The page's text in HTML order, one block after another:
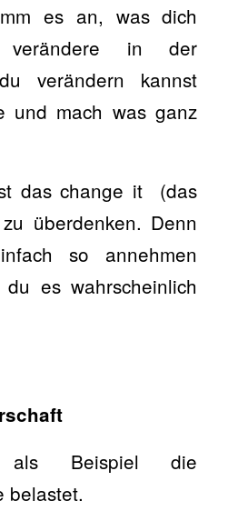
es an, was dich
verändere in der
verändern kannst
und mach was ganz
das change it (das
zu überdenken. Denn
so annehmen
es wahrscheinlich
als Beispiel die
belastet.